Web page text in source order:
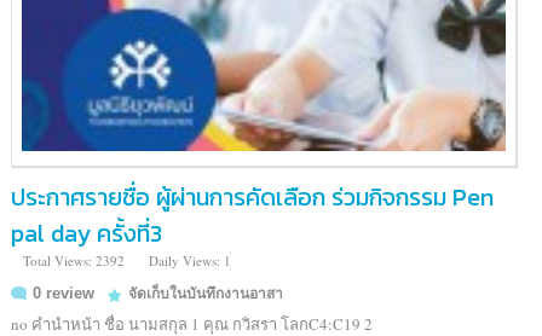
ประกาศรายชื่อ ผู้ผ่านการคัดเลือก ร่วมกิจกรรม Pen
pal day ครั้งที่3
Total Views: 2392
Daily Views: 1
0 review
จัดเก็บในบันทึกงานอาสา
no คำนำหน้า ชื่อ นามสกุล 1 คุณ กวิสรา โลกC4:C19 2